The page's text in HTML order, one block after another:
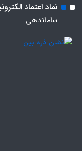
نماد اعتماد
ساماندهی